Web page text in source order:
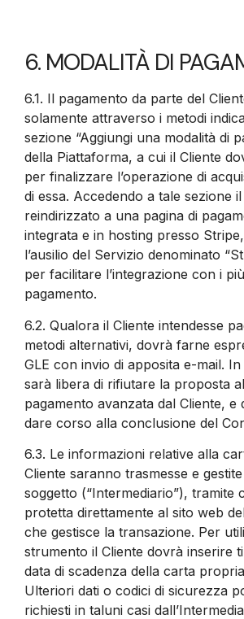
6. MODALITÀ DI
6.1. Il pagamento da parte del
solamente attraverso i metodi
sezione “Aggiungi una modalità di
della Piattaforma, a cui il Cliente
per finalizzare l’operazione di
di essa. Accedendo a tale sezione
reindirizzato a una pagina di
integrata e in hosting presso
l’ausilio del Servizio denominato
per facilitare l’integrazione con i
pagamento.
6.2. Qualora il Cliente intendesse
metodi alternativi, dovrà farne
GLE con invio di apposita e-mail.
sarà libera di rifiutare la proposta
pagamento avanzata dal Cliente, e
dare corso alla conclusione del
6.3. Le informazioni relative alla
Cliente saranno trasmesse e
soggetto (“Intermediario”), tramite
protetta direttamente al sito web
che gestisce la transazione. Per
strumento il Cliente dovrà inserire
data di scadenza della carta
Ulteriori dati o codici di sicurezza
richiesti in taluni casi